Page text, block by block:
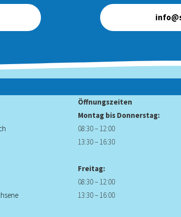
Öffnungszeiten
Montag bis Donnerstag:
08:30 – 12:00
13:30 – 16:30
Freitag:
08:30 – 12:00
13:30 – 16:00